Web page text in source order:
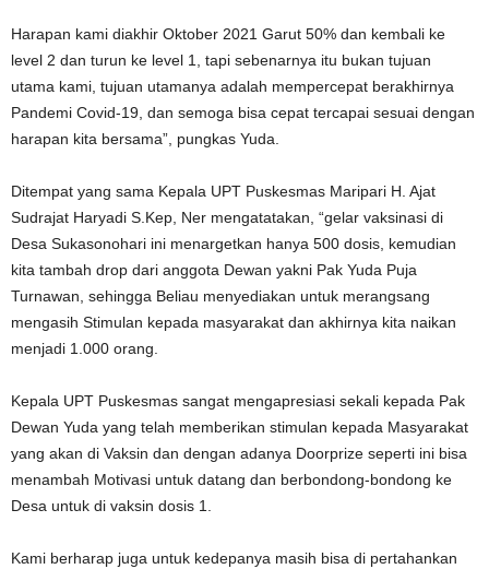
Harapan kami diakhir Oktober 2021 Garut 50% dan kembali ke
level 2 dan turun ke level 1, tapi sebenarnya itu bukan tujuan
utama kami, tujuan utamanya adalah mempercepat berakhirnya
Pandemi Covid-19, dan semoga bisa cepat tercapai sesuai dengan
harapan kita bersama”, pungkas Yuda.
Ditempat yang sama Kepala UPT Puskesmas Maripari H. Ajat
Sudrajat Haryadi S.Kep, Ner mengatatakan, “gelar vaksinasi di
Desa Sukasonohari ini menargetkan hanya 500 dosis, kemudian
kita tambah drop dari anggota Dewan yakni Pak Yuda Puja
Turnawan, sehingga Beliau menyediakan untuk merangsang
mengasih Stimulan kepada masyarakat dan akhirnya kita naikan
menjadi 1.000 orang.
Kepala UPT Puskesmas sangat mengapresiasi sekali kepada Pak
Dewan Yuda yang telah memberikan stimulan kepada Masyarakat
yang akan di Vaksin dan dengan adanya Doorprize seperti ini bisa
menambah Motivasi untuk datang dan berbondong-bondong ke
Desa untuk di vaksin dosis 1.
Kami berharap juga untuk kedepanya masih bisa di pertahankan